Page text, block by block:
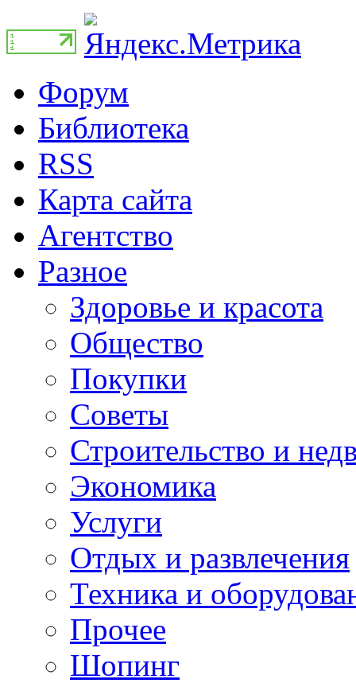
Форум
Библиотека
RSS
Карта сайта
Агентство
Разное
Здоровье и красота
Общество
Покупки
Советы
Строительство и
Экономика
Услуги
Отдых и развлечения
Техника и
Прочее
Шопинг